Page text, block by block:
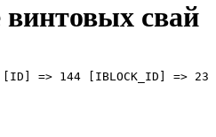
винтовых свай
144 [IBLOCK_ID] => 23